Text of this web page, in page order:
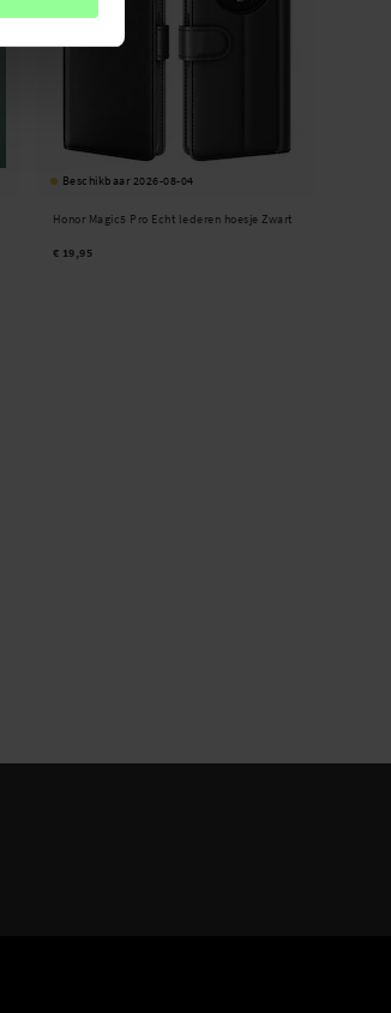
Beschikbaar 2026-08-04
Honor Magic5 Pro Echt lederen hoesje Zwart
€ 19,95